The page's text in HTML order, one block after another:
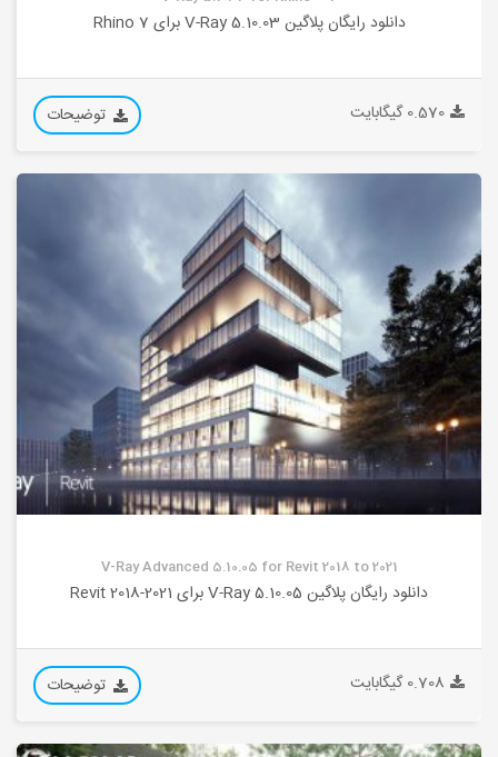
دانلود رایگان پلاگین V-Ray 5.10.03 برای 7 Rhino
0.570 گیگابایت توضیحات
V-Ray Advanced 5.10.05 for Revit 2018 to 2021
دانلود رایگان پلاگین V-Ray 5.10.05 برای Revit 2018-2021
0.708 گیگابایت توضیحات